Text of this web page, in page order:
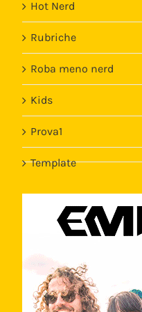
Hot Nerd
Rubriche
Roba meno nerd
Kids
Prova1
Template